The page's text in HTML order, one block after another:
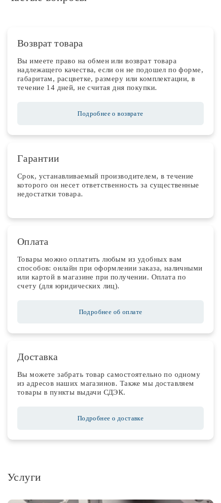
Возврат товара
Вы имеете право на обмен или возврат товара
надлежащего качества, если он не подошел по форме,
габаритам, расцветке, размеру или комплектации, в
течение 14 дней, не считая дня покупки.
Подробнее о возврате
Гарантии
Срок, устанавливаемый производителем, в течение
которого он несет ответственность за существенные
недостатки товара.
Оплата
Товары можно оплатить любым из удобных вам
способов: онлайн при оформлении заказа, наличными
или картой в магазине при получении. Оплата по
счету (для юридических лиц).
Подробнее об оплате
Доставка
Вы можете забрать товар самостоятельно по одному
из адресов наших магазинов. Также мы доставляем
товары в пункты выдачи СДЭК.
Подробнее о доставке
Услуги